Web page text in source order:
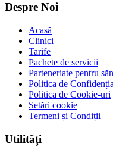
Despre Noi
Acasă
Clinici
Tarife
Pachete de servicii
Parteneriate pentru
Politica de
Politica de Cookie-uri
Setări cookie
Termeni și Condiții
Utilități